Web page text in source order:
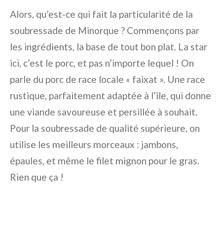
Alors, qu’est-ce qui fait la particularité de la
soubressade de Minorque ? Commençons par
les ingrédients, la base de tout bon plat. La star
ici, c’est le porc, et pas n’importe lequel ! On
parle du porc de race locale « faixat ». Une race
rustique, parfaitement adaptée à l’île, qui donne
une viande savoureuse et persillée à souhait.
Pour la soubressade de qualité supérieure, on
utilise les meilleurs morceaux : jambons,
épaules, et même le filet mignon pour le gras.
Rien que ça !